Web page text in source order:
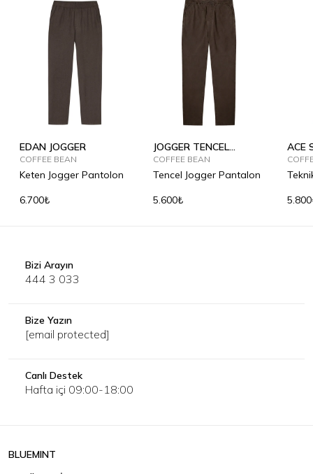
EDAN JOGGER
COFFEE BEAN
Keten Jogger Pantolon
6.700₺
JOGGER TENCEL
SUMMER
COFFEE BEAN
Tencel Jogger Pantalon
5.600₺
ACE
Bizi Arayın
444 3 033
Bize Yazın
[email protected]
Canlı Destek
Hafta içi 09:00-18:00
BLUEMINT